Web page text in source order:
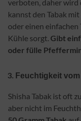
verboten, daher wird
kannst den Tabak
oder einen
Kühle sorgt. Gibt
oder fülle
Feuchtigkeit
Shisha Tabak ist oft
aber nicht im